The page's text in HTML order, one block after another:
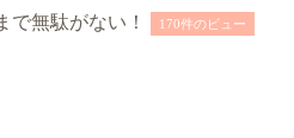
で無駄がない！ 170件のビュー